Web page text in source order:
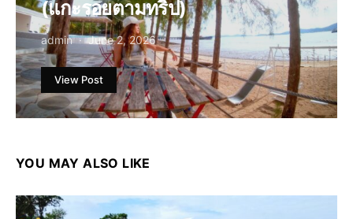
(แกะรอยตามทริป)
admin June 2, 2026
View Post
YOU MAY ALSO LIKE